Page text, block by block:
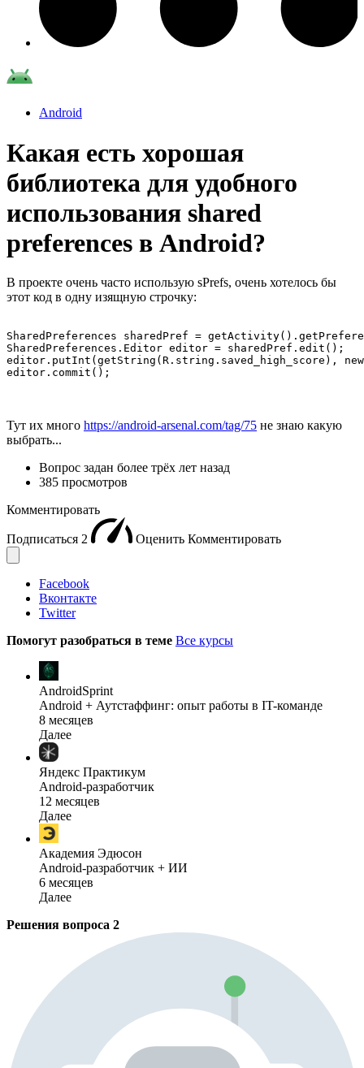
Android
Какая есть хорошая
библиотека для удобного
использования shared
preferences в Android?
В проекте очень часто использую sPrefs, очень хотелось бы
этот код в одну изящную строчку:
SharedPreferences sharedPref =
SharedPreferences.Editor editor = sharedPref.edit();
editor.putInt(getString(R.string.saved_high_score),
editor.commit();
Тут их много https://android-arsenal.com/tag/75 не знаю какую
выбрать...
Вопрос задан более трёх лет назад
385 просмотров
Комментировать
Подписаться 2 Оценить Комментировать
Facebook
Вконтакте
Twitter
Помогут разобраться в теме Все курсы
AndroidSprint
Android + Аутстаффинг: опыт работы в IT-команде
8 месяцев
Далее
Яндекс Практикум
Android-разработчик
12 месяцев
Далее
Академия Эдюсон
Android-разработчик + ИИ
6 месяцев
Далее
Решения вопроса 2